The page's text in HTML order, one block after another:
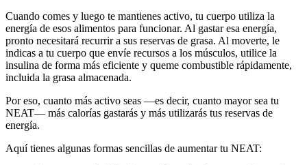
Cuando comes y luego te mantienes activo, tu cuerpo utiliza la
energía de esos alimentos para funcionar. Al gastar esa energía,
pronto necesitará recurrir a sus reservas de grasa. Al moverte, le
indicas a tu cuerpo que envíe recursos a los músculos, utilice la
insulina de forma más eficiente y queme combustible rápidamente,
incluida la grasa almacenada.
Por eso, cuanto más activo seas —es decir, cuanto mayor sea tu
NEAT— más calorías gastarás y más utilizarás tus reservas de
energía.
Aquí tienes algunas formas sencillas de aumentar tu NEAT: